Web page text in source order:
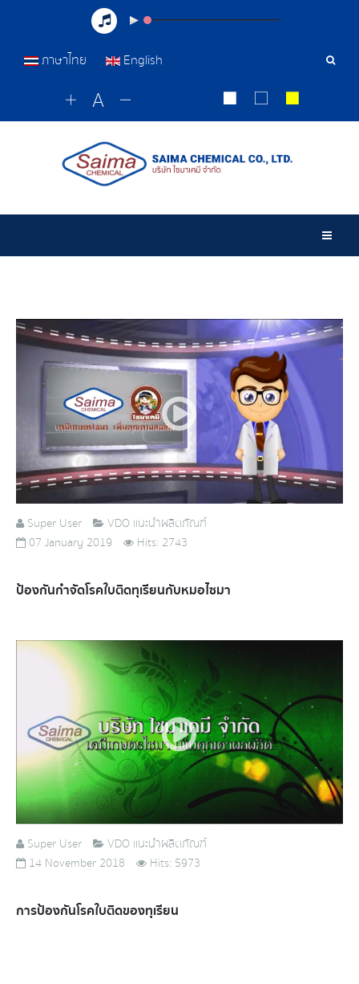
ภาษาไทย English
Super User
VDO แนะนำผลิตภัณฑ์
07 January 2019
Hits: 2743
ป้องกันกำจัดโรคใบติดทุเรียนกับหมอไซมา
Super User
VDO แนะนำผลิตภัณฑ์
14 November 2018
Hits: 5973
การป้องกันโรคใบติดของทุเรียน